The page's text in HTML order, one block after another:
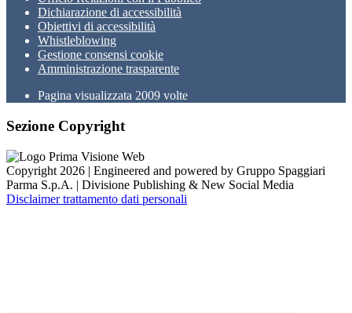
Dichiarazione di accessibilità
Obiettivi di accessibilità
Whistleblowing
Gestione consensi cookie
Amministrazione trasparente
Pagina visualizzata 2009 volte
Sezione Copyright
Copyright 2026 | Engineered and powered by Gruppo Spaggiari
Parma S.p.A. | Divisione Publishing & New Social Media
Disclaimer trattamento dati personali